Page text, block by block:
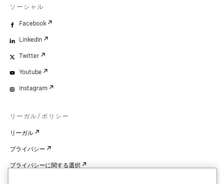
ソーシャル
Facebook
LinkedIn
Twitter
Youtube
Instagram
リーガル/ポリシー
リーガル
プライバシー
プライバシーに関する選択